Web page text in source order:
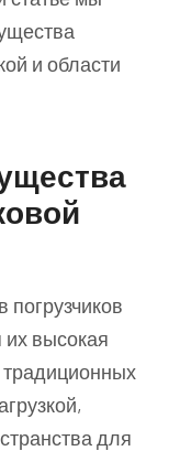
и области
их высокая
традиционных
для